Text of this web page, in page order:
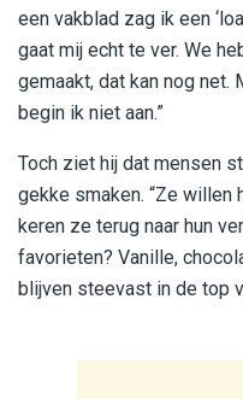
een vakblad zag ik een
gaat mij echt te ver. We
gemaakt, dat kan nog net.
begin ik niet aan.”
Toch ziet hij dat mensen
gekke smaken. “Ze willen
keren ze terug naar hun
favorieten? Vanille,
blijven steevast in de top